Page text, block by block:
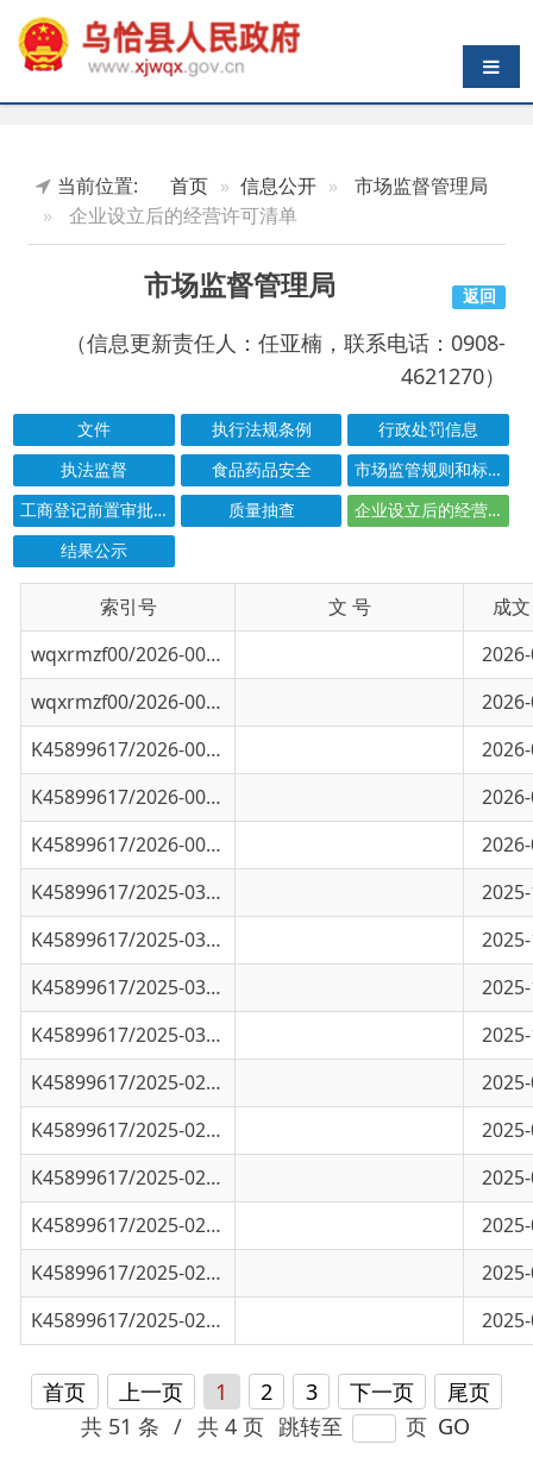
导航切换
企业设立后的经营许可清单
市场监督管理局
（信息更新责任人：任亚楠，联系电话：0908-
4621270）
行政处罚信息
执法监督
食品药品安全
市场监管规则和标准
工商登记前置审批事项目录
质量抽查
企业设立后的经营许可清单
结果公示
索引号
wqxrmzf00/2026-00729
第二季度注册成立企业名单 2026-06-17
第二季度注册成立个体工商户名单2026-06-17
K45899617/2026-00453 乌恰县市场监督管理局2026年第一季度注
2026-03-18
K45899617/2026-00452 乌恰县市场监督管理局2026年第一季度新
2026-03-18
K45899617/2026-00451 乌恰县市场监督管理局2026年第一季度新
2026-03-18
K45899617/2025-03371
乌恰县市场监督管理局2025年第四季度企
2025-12-24
K45899617/2025-03369 乌恰县市场监督管理局2025年第四季度个
2025-12-24
K45899617/2025-03368 乌恰县市场监督管理局2025年第四季度个
2025-12-24
K45899617/2025-02456 乌恰县市场监督管理局第三季度企业注销
2025-09-15
K45899617/2025-02455
乌恰县市场监督管理局第三季度企业注册
2025-09-15
K45899617/2025-02454 乌恰县市场监督管理局第三季度企业变更
2025-09-15
K45899617/2025-02452 乌恰县市场监督管理局农民专业合作社注
2025-09-15
K45899617/2025-02450 乌恰县市场监督管理局第三季度个体户注
2025-09-15
K45899617/2025-02449
乌恰县市场监督管理局第三季度个体户变
2025-09-15
首页 上一页 1
共 51 条 / 共 4 页
地 址：新疆克州乌恰县光明路1号 联系电话：0908-4621030